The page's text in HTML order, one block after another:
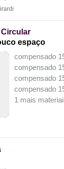
Circular
espaço
compensado
compensado
compensado
compensado
1 mais